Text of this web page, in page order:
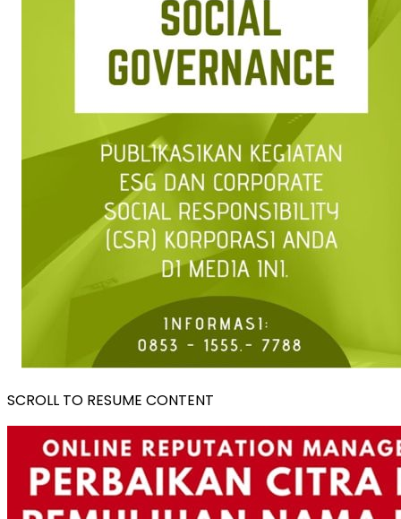
SCROLL TO RESUME CONTENT